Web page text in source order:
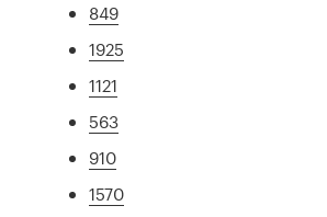
849
1925
1121
563
910
1570